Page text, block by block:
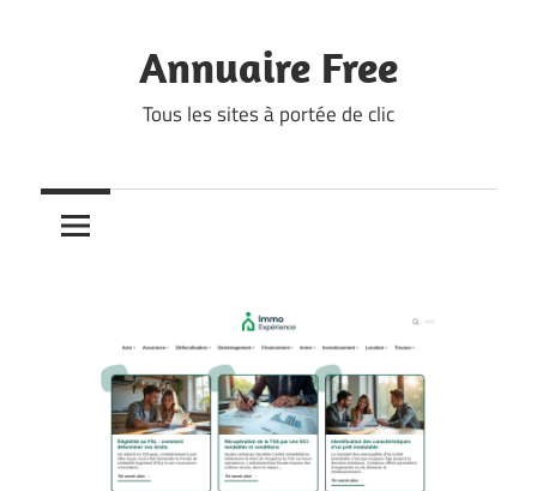
Annuaire Free
Tous les sites à portée de clic